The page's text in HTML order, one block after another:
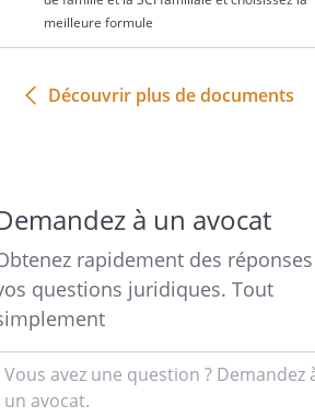
meilleure formule
Découvrir plus de documents
à un avocat
rapidement des
questions juridiques. Tout